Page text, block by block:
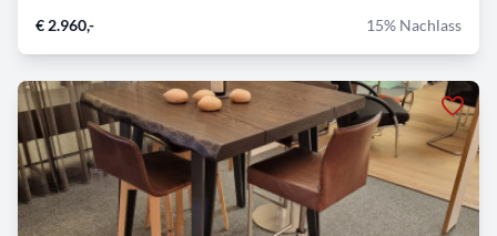
€ 2.960,- 15% Nachlass